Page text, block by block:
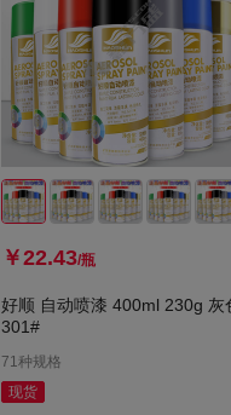
￥22.43/瓶
好顺 自动喷漆 400ml 230g 灰
301#
71种规格
现货